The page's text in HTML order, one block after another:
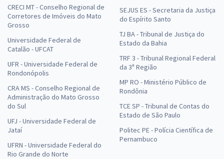
CRECI MT - Conselho Regional de
Corretores de Imóveis do Mato
Grosso
Universidade Federal de
Catalão - UFCAT
UFR - Universidade Federal de
Rondonópolis
CRA MS - Conselho Regional de
Administração do Mato Grosso
do Sul
UFJ - Universidade Federal de
Jataí
UFRN - Universidade Federal do
Rio Grande do Norte
SEJUS ES - Secretaria da Justiça
do Espírito Santo
TJ BA - Tribunal de Justiça do
Estado da Bahia
TRF 3 - Tribunal Regional Federal
da 3ª Região
MP RO - Ministério Público de
Rondônia
TCE SP - Tribunal de Contas do
Estado de São Paulo
Politec PE - Polícia Científica de
Pernambuco